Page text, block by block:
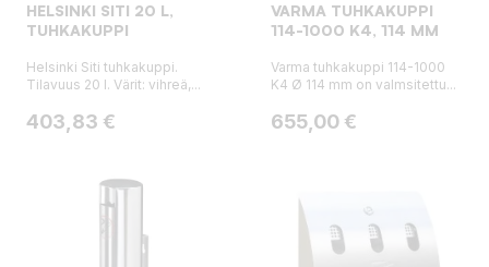
HELSINKI SITI 20 L,
TUHKAKUPPI
Helsinki Siti tuhkakuppi.
Tilavuus 20 l. Värit: vihreä,...
Hinta
403,83 €
VARMA TUHKAKUPPI
114-1000 K4, 114 MM
Varma tuhkakuppi 114-1000
K4 Ø 114 mm on valmsitettu...
Hinta
655,00 €